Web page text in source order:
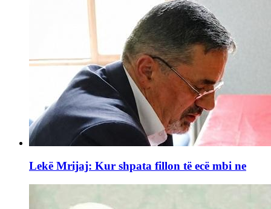
Lekë Mrijaj: Kur shpata fillon të ecë mbi ne